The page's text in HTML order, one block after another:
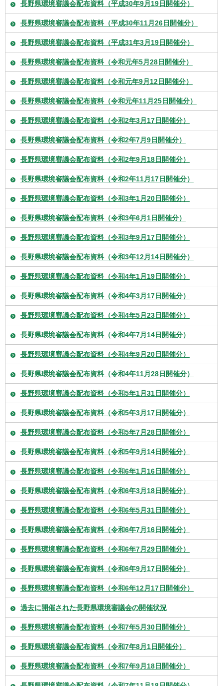
長野県環境審議会配布資料（平成30年9月19日開催分）
長野県環境審議会配布資料（平成30年11月26日開催分）
長野県環境審議会配布資料（平成31年3月19日開催分）
長野県環境審議会配布資料（令和元年5月28日開催分）
長野県環境審議会配布資料（令和元年9月12日開催分）
長野県環境審議会配布資料（令和元年11月25日開催分）
長野県環境審議会配布資料（令和2年3月17日開催分）
長野県環境審議会配布資料（令和2年7月9日開催分）
長野県環境審議会配布資料（令和2年9月18日開催分）
長野県環境審議会配布資料（令和2年11月17日開催分）
長野県環境審議会配布資料（令和3年1月20日開催分）
長野県環境審議会配布資料（令和3年6月1日開催分）
長野県環境審議会配布資料（令和3年9月17日開催分）
長野県環境審議会配布資料（令和3年12月14日開催分）
長野県環境審議会配布資料（令和4年1月19日開催分）
長野県環境審議会配布資料（令和4年3月17日開催分）
長野県環境審議会配布資料（令和4年5月23日開催分）
長野県環境審議会配布資料（令和4年7月14日開催分）
長野県環境審議会配布資料（令和4年9月20日開催分）
長野県環境審議会配布資料（令和4年11月28日開催分）
長野県環境審議会配布資料（令和5年1月31日開催分）
長野県環境審議会配布資料（令和5年3月17日開催分）
長野県環境審議会配布資料（令和5年7月28日開催分）
長野県環境審議会配布資料（令和5年9月14日開催分）
長野県環境審議会配布資料（令和6年1月16日開催分）
長野県環境審議会配布資料（令和6年3月18日開催分）
長野県環境審議会配布資料（令和6年5月31日開催分）
長野県環境審議会配布資料（令和6年7月16日開催分）
長野県環境審議会配布資料（令和6年7月29日開催分）
長野県環境審議会配布資料（令和6年9月17日開催分）
長野県環境審議会配布資料（令和6年12月17日開催分）
過去に開催された長野県環境審議会の開催状況
長野県環境審議会配布資料（令和7年5月30日開催分）
長野県環境審議会配布資料（令和7年8月1日開催分）
長野県環境審議会配布資料（令和7年9月18日開催分）